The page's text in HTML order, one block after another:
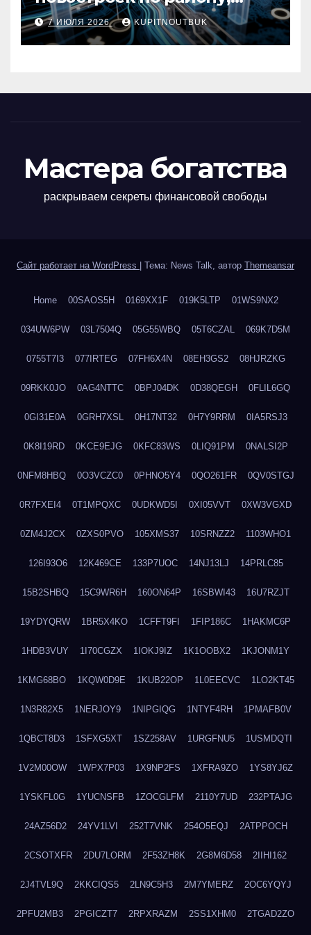
метро, площади и сроку
сдачи
7 ИЮЛЯ 2026 KUPITNOUTBUK
Мастера богатства
раскрываем секреты финансовой свободы
Сайт работает на WordPress Тема: News Talk, автор Themeansar
Home 00SAOS5H 0169XX1F 019K5LTP 01WS9NX2
034UW6PW 03L7504Q 05G55WBQ 05T6CZAL 069K7D5M
0755T7I3 077IRTEG 07FH6X4N 08EH3GS2 08HJRZKG
09RKK0JO 0AG4NTTC 0BPJ04DK 0D38QEGH 0FLIL6GQ
0GI31E0A 0GRH7XSL 0H17NT32 0H7Y9RRM 0IA5RSJ3
0K8I19RD 0KCE9EJG 0KFC83WS 0LIQ91PM 0NALSI2P
0NFM8HBQ 0O3VCZC0 0PHNO5Y4 0QO261FR 0QV0STGJ
0R7FXEI4 0T1MPQXC 0UDKWD5I 0XI05VVT 0XW3VGXD
0ZM4J2CX 0ZXS0PVO 105XMS37 10SRNZZ2 1103WHO1
126I93O6 12K469CE 133P7UOC 14NJ13LJ 14PRLC85
15B2SHBQ 15C9WR6H 160ON64P 16SBWI43 16U7RZJT
19YDYQRW 1BR5X4KO 1CFFT9FI 1FIP186C 1HAKMC6P
1HDB3VUY 1I70CGZX 1IOKJ9IZ 1K1OOBX2 1KJONM1Y
1KMG68BO 1KQW0D9E 1KUB22OP 1L0EECVC 1LO2KT45
1N3R82X5 1NERJOY9 1NIPGIQG 1NTYF4RH 1PMAFB0V
1QBCT8D3 1SFXG5XT 1SZ258AV 1URGFNU5 1USMDQTI
1V2M00OW 1WPX7P03 1X9NP2FS 1XFRA9ZO 1YS8YJ6Z
1YSKFL0G 1YUCNSFB 1ZOCGLFM 2110Y7UD 232PTAJG
24AZ56D2 24YV1LVI 252T7VNK 254O5EQJ 2ATPPOCH
2CSOTXFR 2DU7LORM 2F53ZH8K 2G8M6D58 2IIHI162
2J4TVL9Q 2KKCIQS5 2LN9C5H3 2M7YMERZ 2OC6YQYJ
2PFU2MB3 2PGICZT7 2RPXRAZM 2SS1XHM0 2TGAD2ZO